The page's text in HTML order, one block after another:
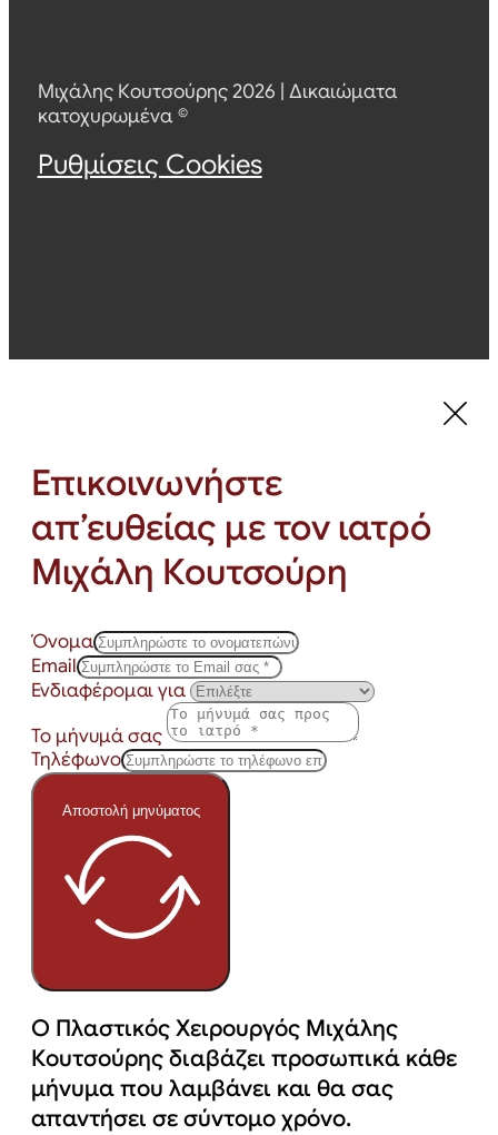
Μιχάλης Κουτσούρης 2026 | Δικαιώματα
κατοχυρωμένα ©
Ρυθμίσεις Cookies
Επικοινωνήστε
απ’ευθείας με τον ιατρό
Μιχάλη Κουτσούρη
Όνομα
Email
Ενδιαφέρομαι για
Το μήνυμά σας
Τηλέφωνο
Αποστολή μηνύματος
Ο Πλαστικός Χειρουργός Μιχάλης
Κουτσούρης διαβάζει προσωπικά κάθε
μήνυμα που λαμβάνει και θα σας
απαντήσει σε σύντομο χρόνο.